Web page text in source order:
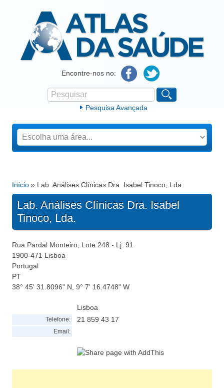
Atlas da SaúdeEncontre-nos no:
Formulário de procura
Pesquisar
Pesquisa Avançada
Está aqui
Início » Lab. Análises Clínicas Dra. Isabel Tinoco, Lda.
Lab. Análises Clínicas Dra. Isabel
Tinoco, Lda.
Rua Pardal Monteiro, Lote 248 - Lj. 91
1900-471 Lisboa
Portugal
PT
38° 45' 31.8096" N, 9° 7' 16.4748" W
Lisboa
Telefone: 21 859 43 17
Email: